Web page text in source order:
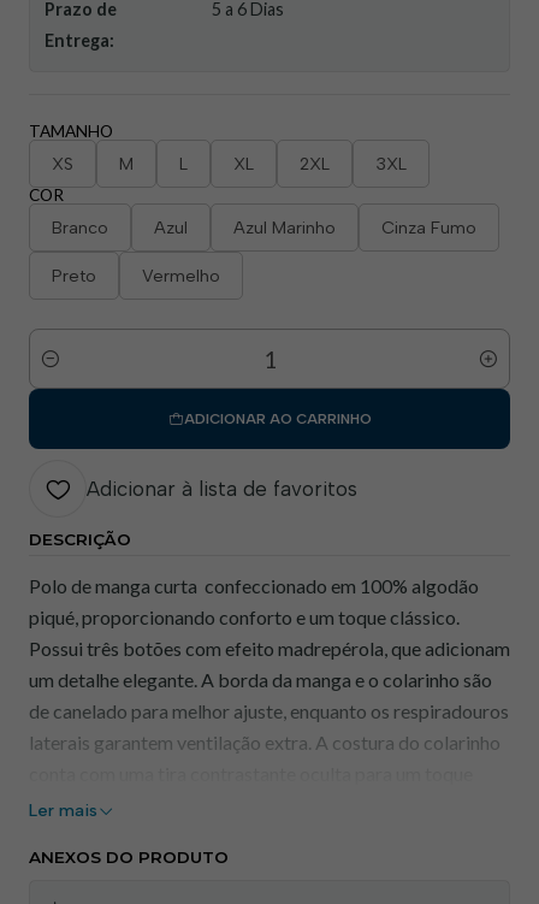
Prazo de
Entrega:
5 a 6 Dias
TAMANHO
XS M L XL 2XL 3XL
COR
Branco Azul Azul Marinho Cinza Fumo
Preto Vermelho
Quantidade
ADICIONAR AO CARRINHO
Adicionar à lista de favoritos
DESCRIÇÃO
Polo de manga curta confeccionado em 100% algodão
piqué, proporcionando conforto e um toque clássico.
Possui três botões com efeito madrepérola, que adicionam
um detalhe elegante. A borda da manga e o colarinho são
de canelado para melhor ajuste, enquanto os respiradouros
laterais garantem ventilação extra. A costura do colarinho
discreto de estilo. As costuras elásticas e a tira de reforço
Características Principais
Ler mais
ANEXOS DO PRODUTO